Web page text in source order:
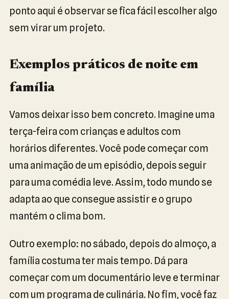
ponto aqui é observar se fica fácil escolher algo
sem virar um projeto.
Exemplos práticos de noite em
família
Vamos deixar isso bem concreto. Imagine uma
terça-feira com crianças e adultos com
horários diferentes. Você pode começar com
uma animação de um episódio, depois seguir
para uma comédia leve. Assim, todo mundo se
adapta ao que consegue assistir e o grupo
mantém o clima bom.
Outro exemplo: no sábado, depois do almoço, a
família costuma ter mais tempo. Dá para
começar com um documentário leve e terminar
com um programa de culinária. No fim, você faz